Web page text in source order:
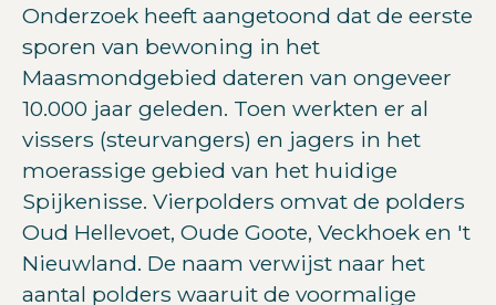
Onderzoek heeft aangetoond dat de eerste
sporen van bewoning in het
Maasmondgebied dateren van ongeveer
10.000 jaar geleden. Toen werkten er al
vissers (steurvangers) en jagers in het
moerassige gebied van het huidige
Spijkenisse. Vierpolders omvat de polders
Oud Hellevoet, Oude Goote, Veckhoek en 't
Nieuwland. De naam verwijst naar het
aantal polders waaruit de voormalige